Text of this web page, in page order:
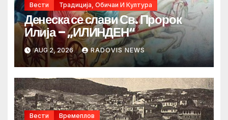
Вести Традиција, Обичаи И Култура
Денеска се слави Св. Пророк
Илија – „ИЛИНДЕН“
AUG 2, 2026 RADOVIS NEWS
Вести Времеплов